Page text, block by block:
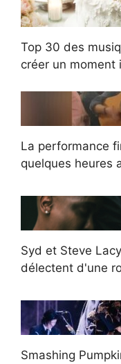
Top 30 des
créer un moment
La performance
quelques heures
Syd et Steve
délectent d'une
Smashing